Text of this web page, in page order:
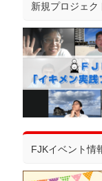
新規プロジェク
FJKイベント情